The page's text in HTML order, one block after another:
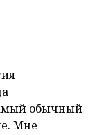
обычный
Мне